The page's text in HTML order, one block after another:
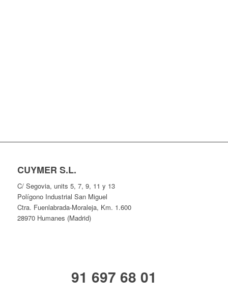
CUYMER S.L.
C/ Segovia, units 5, 7, 9, 11 y 13
Polígono Industrial San Miguel
Ctra. Fuenlabrada-Moraleja, Km. 1.600
28970 Humanes (Madrid)
91 697 68 01